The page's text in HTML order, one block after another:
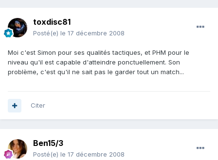
toxdisc81
Posté(e) le 17 décembre 2008
Moi c'est Simon pour ses qualités tactiques, et PHM pour le
niveau qu'il est capable d'atteindre ponctuellement. Son
problème, c'est qu'il ne sait pas le garder tout un match...
Citer
Ben15/3
Posté(e) le 17 décembre 2008